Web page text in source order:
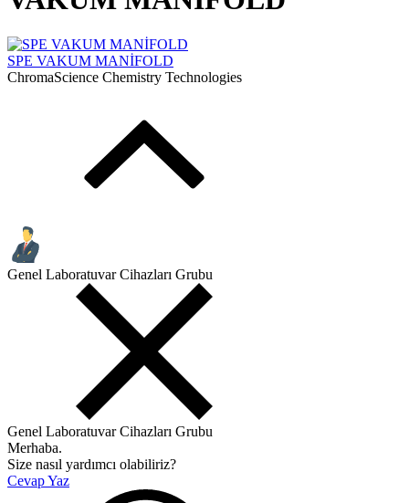
SPE VAKUM MANİFOLD
ChromaScience Chemistry Technologies
Genel Laboratuvar Cihazları Grubu
Genel Laboratuvar Cihazları Grubu
Merhaba.
Size nasıl yardımcı olabiliriz?
Cevap Yaz